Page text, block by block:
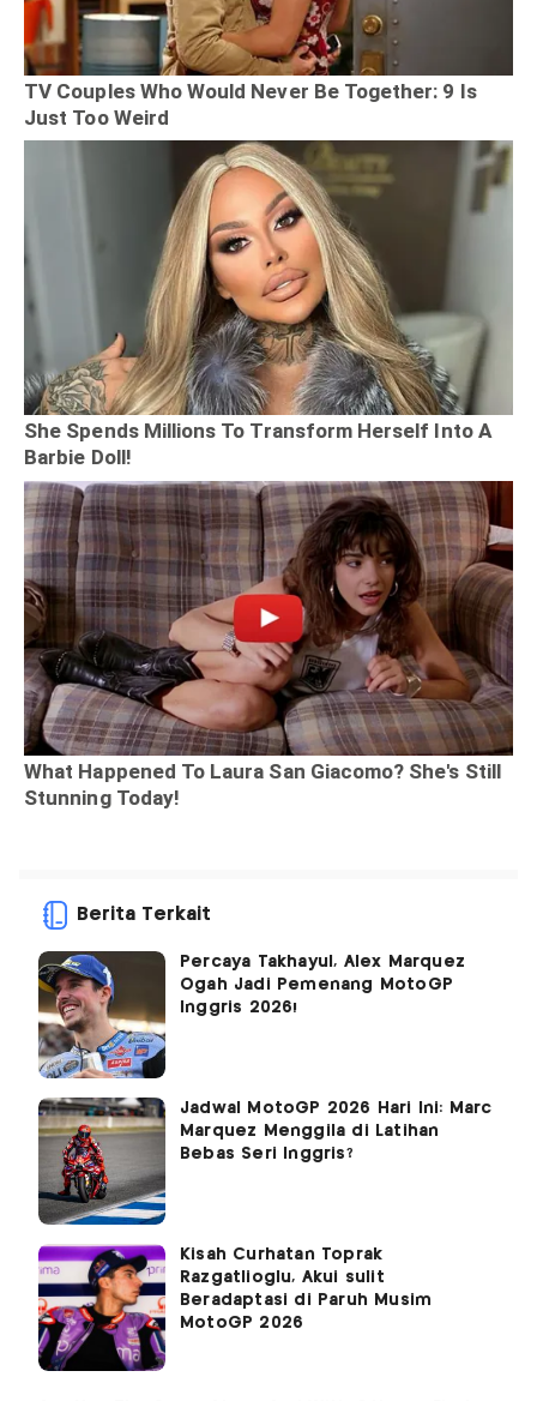
Berita Terkait
Percaya Takhayul, Alex Marquez
Ogah Jadi Pemenang MotoGP
Inggris 2026!
Jadwal MotoGP 2026 Hari Ini: Marc
Marquez Menggila di Latihan
Bebas Seri Inggris?
Kisah Curhatan Toprak
Razgatlioglu, Akui sulit
Beradaptasi di Paruh Musim
MotoGP 2026